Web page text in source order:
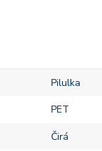
Pilulka
PET
Čirá